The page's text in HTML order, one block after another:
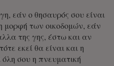
εάν ο θησαυρός σου είναι
μορφή των οικοδομών, εάν
της γης, έστω και αν
εκεί θα είναι και η
όλη σου η πνευματική